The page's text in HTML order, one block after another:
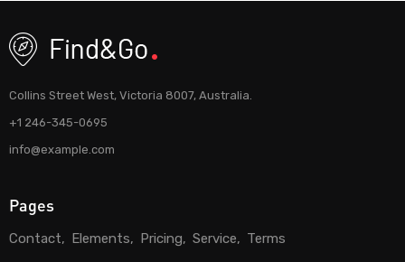
Collins Street West, Victoria 8007, Australia.
+1 246-345-0695
info@example.com
Pages
Contact Elements Pricing Service Terms